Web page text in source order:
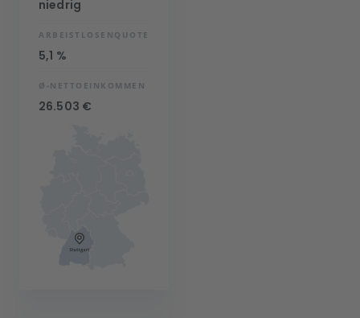
niedrig
ARBEISTLOSENQUOTE
5,1 %
Ø-NETTOEINKOMMEN
26.503 €